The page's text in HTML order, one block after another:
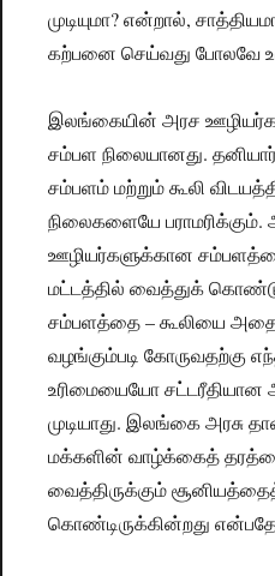
முடியுமா? என்றால்,
கற்பனை செய்வது போலவே
இலங்கையின் அரச
சம்பள நிலையானது.
சம்பளம் மற்றும் கூலி
நிலைகளையே பராமரிக்கும்.
ஊழியர்களுக்கான
மட்டத்தில் வைத்துக்
சம்பளத்தை – கூலியை
வழங்கும்படி கோருவதற்கு
உரிமையையோ
முடியாது. இலங்கை அரசு
மக்களின் வாழ்க்கைத்
வைத்திருக்கும்
கொண்டிருக்கின்றது